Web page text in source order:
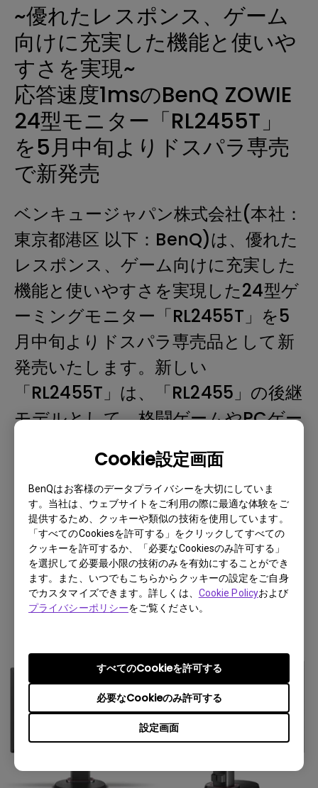
Cookie設定画面
BenQはお客様のデータプライバシーを大切にしていま
す。当社は、ウェブサイトをご利用の際に最適な体験をご
提供するため、クッキーや類似の技術を使用しています。
「すべてのCookiesを許可する」をクリックしてすべての
クッキーを許可するか、「必要なCookiesのみ許可する」
を選択して必要最小限の技術のみを有効にすることができ
ます。また、いつでもこちらからクッキーの設定をご自身
でカスタマイズできます。詳しくは、 Cookie Policyおよび
プライバシーポリシーをご覧ください。
設定画面
必要なCookieのみ許可する
すべてのCookieを許可する
~優れたレスポンス、ゲーム
向けに充実した機能と使いや
すさを実現~
応答速度1msのBenQ ZOWIE
24型モニター「RL2455T」
を5月中旬よりドスパラ専売
で新発売
ベンキュージャパン株式会社(本社：
東京都港区 以下：BenQ)は、優れた
レスポンス、ゲーム向けに充実した
機能と使いやすさを実現した24型ゲ
ーミングモニター「RL2455T」を5
月中旬よりドスパラ専売品として新
発売いたします。新しい
「RL2455T」は、「RL2455」の後継
モデルとして、格闘ゲームやPCゲー
ムにも活用できる技術や機能を充実
させることで、幅広くお楽しみいた
だけます。
05-14-2018